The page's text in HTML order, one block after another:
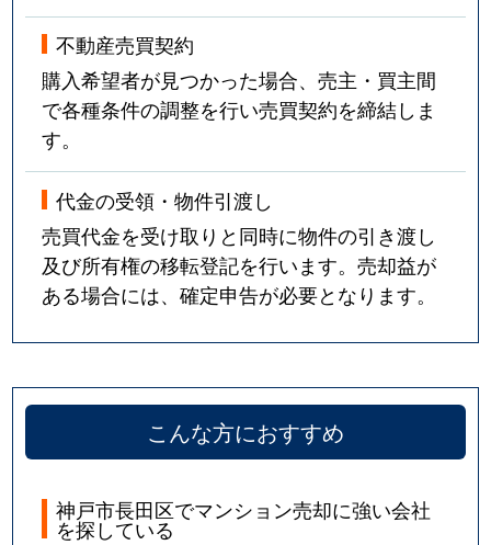
不動産売買契約
購入希望者が見つかった場合、売主・買主間
で各種条件の調整を行い売買契約を締結しま
す。
代金の受領・物件引渡し
売買代金を受け取りと同時に物件の引き渡し
及び所有権の移転登記を行います。売却益が
ある場合には、確定申告が必要となります。
こんな方におすすめ
神戸市長田区でマンション売却に強い会社
を探している